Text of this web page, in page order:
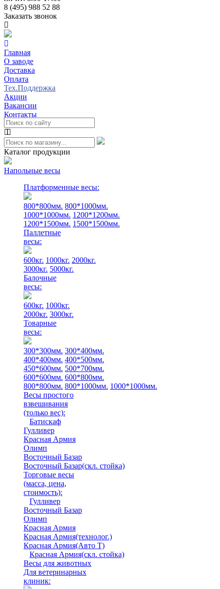
8 (495) 988 52 88
Заказать звонок
Главная
О заводе
Доставка
Оплата
Тех.Поддержка
Акции
Вакансии
Контакты
Каталог продукции
Напольные весы
Платформенные весы:
800*800мм. 800*1000мм.
1000*1000мм. 1200*1200мм.
1200*1500мм. 1500*1500мм.
Паллетные
весы:
600кг. 1000кг. 2000кг.
3000кг. 5000кг.
Балочные
весы:
600кг. 1000кг.
2000кг. 3000кг.
Товарные
весы:
300*300мм. 300*400мм.
400*400мм. 400*500мм.
450*600мм. 500*700мм.
600*600мм. 600*800мм.
800*800мм. 800*1000мм. 1000*1000мм.
Весы простого
взвешивания
(только вес):
Батискаф
Гулливер
Красная Армия
Олимп
Восточный Базар
Восточный Базар(скл. стойка)
Торговые весы
(масса, цена,
стоимость):
Гулливер
Восточный Базар
Олимп
Красная Армия
Красная Армия(технолог.)
Красная Армия(Авто Т)
Красная Армия(скл. стойка)
Весы для животных
Для ветеринарных
клиник: